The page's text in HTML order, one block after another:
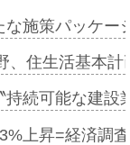
な施策パッケ
、住生活基本
持続可能な建
上昇=経済調